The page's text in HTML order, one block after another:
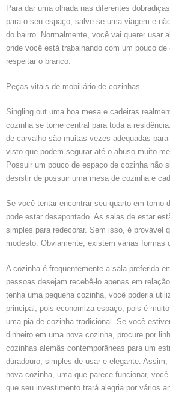
Para dar uma olhada nas diferentes
para o seu espaço, salve-se uma viagem e
do bairro. Normalmente, você vai querer usar
onde você está trabalhando com um pouco
respeitar o branco.
Peças vitais de mobiliário de cozinhas
Singling out uma boa mesa e cadeiras
cozinha se torne central para toda a
de carvalho são muitas vezes adequadas
visto que podem segurar até o abuso muito
Possuir um pouco de espaço de cozinha não
desistir de possuir uma mesa de cozinha e
Se você tentar encontrar seu quarto em torno
pode estar desapontado. As salas de estar
simples para redecorar. Sem isso, é provável
modesto. Obviamente, existem várias formas
A cozinha é freqüentemente a sala preferida
pessoas desejam recebê-lo apenas em
tenha uma pequena cozinha, você poderia
principal, pois economiza espaço, pois é
uma pia de cozinha tradicional. Se você
dinheiro em uma nova cozinha, procure por
cozinhas alemãs contemporâneas para um
duradouro, simples de usar e elegante.
nova cozinha, uma que parece funcionar,
que seu investimento trará alegria por vários